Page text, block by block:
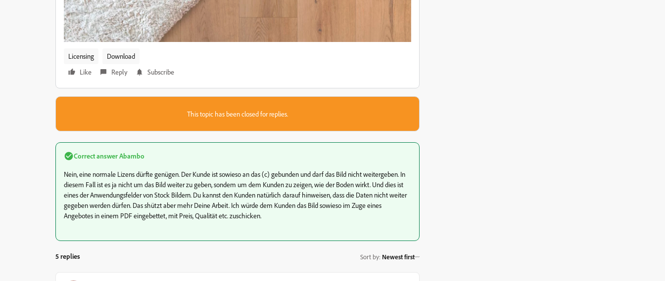
Licensing
Download
Like
Reply Subscribe
This topic has been closed for replies.
Correct answerAbambo
Nein, eine normale Lizens dürfte genügen. Der Kunde ist sowieso an das (c) gebunden und darf das Bild nicht weitergeben. In
diesem Fall ist es ja nicht um das Bild weiter zu geben, sondem um dem Kunden zu zeigen, wie der Boden wirkt. Und dies ist
eines der Anwendungsfelder von Stock Bildern. Du kannst den Kunden natürlich darauf hinweisen, dass die Daten nicht weiter
gegeben werden dürfen. Das shützt aber mehr Deine Arbeit. Ich würde dem Kunden das Bild sowieso im Zuge eines
Angebotes in einem PDF eingebettet, mit Preis, Qualität etc. zuschicken.
5 replies Sort by: Newest first